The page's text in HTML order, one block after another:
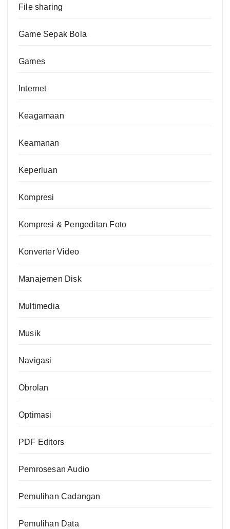
File sharing
Game Sepak Bola
Games
Internet
Keagamaan
Keamanan
Keperluan
Kompresi
Kompresi & Pengeditan Foto
Konverter Video
Manajemen Disk
Multimedia
Musik
Navigasi
Obrolan
Optimasi
PDF Editors
Pemrosesan Audio
Pemulihan Cadangan
Pemulihan Data